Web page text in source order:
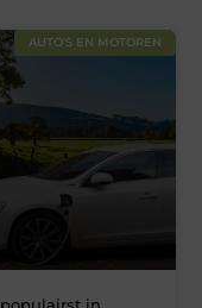
AUTO'S EN MOTOREN